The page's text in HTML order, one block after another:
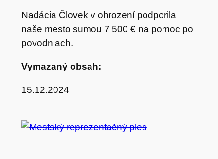
Nadácia Človek v ohrození podporila
naše mesto sumou 7 500 € na pomoc po
povodniach.
Vymazaný obsah:
15.12.2024